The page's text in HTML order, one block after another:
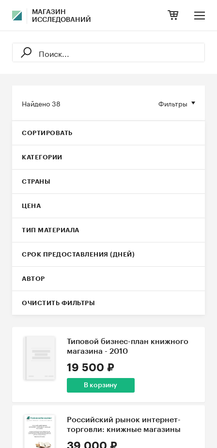
МАГАЗИН
ИССЛЕДОВАНИЙ
Фильтры
Найдено38
СОРТИРОВАТЬ
КАТЕГОРИИ
СТРАНЫ
ЦЕНА
ТИП МАТЕРИАЛА
СРОК ПРЕДОСТАВЛЕНИЯ (ДНЕЙ)
АВТОР
ОЧИСТИТЬ ФИЛЬТРЫ
Типовой бизнес-план книжного
магазина - 2010
19 500 ₽
В корзину
Российский рынок интернет-
торговли: книжные магазины